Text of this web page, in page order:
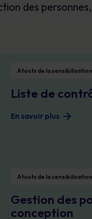
Bénéficiez
risques
Glossaire
des
Atouts de la sensibilisation
Liste de
En savoir plus
Atouts de la sensibilisation
Gestion des
conception